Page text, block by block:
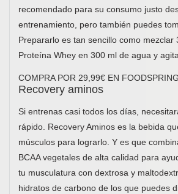
recomendado para su consumo justo
entrenamiento, pero también puedes
Prepararlo es tan sencillo como mezclar
Proteína Whey en 300 ml de agua y
COMPRA POR 29,99€ EN FOODSPRING
Recovery aminos
Si entrenas casi todos los días,
rápido. Recovery Aminos es la bebida
músculos para lograrlo. Y es que
BCAA vegetales de alta calidad para
tu musculatura con dextrosa y
hidratos de carbono de los que puedes